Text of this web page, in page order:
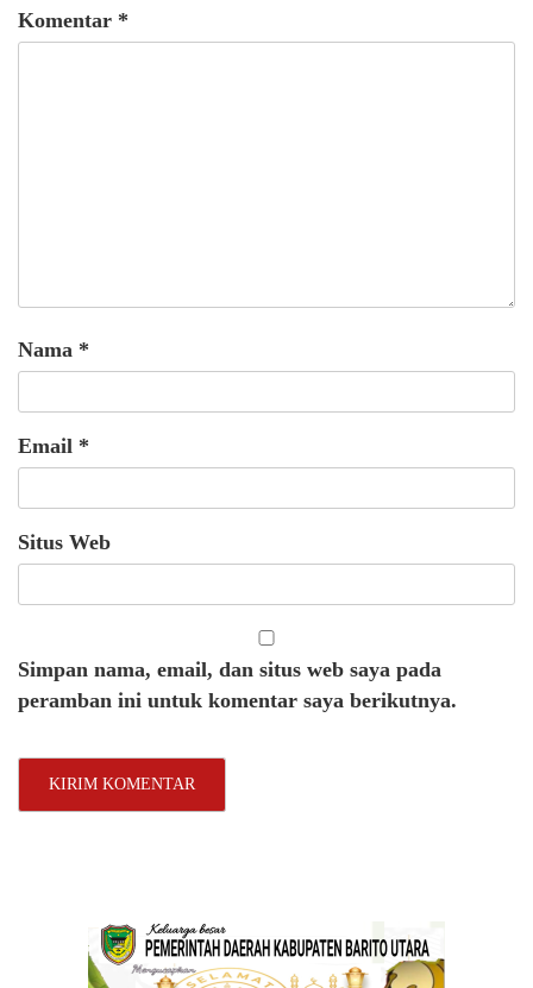
Komentar *
Nama *
Email *
Situs Web
Simpan nama, email, dan situs web saya pada
peramban ini untuk komentar saya berikutnya.